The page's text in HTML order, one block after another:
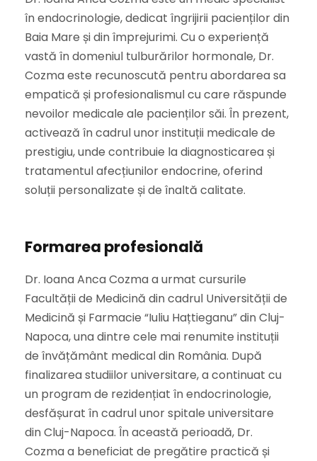
în endocrinologie, dedicat îngrijirii pacienților din
Baia Mare și din împrejurimi. Cu o experiență
vastă în domeniul tulburărilor hormonale, Dr.
Cozma este recunoscută pentru abordarea sa
empatică și profesionalismul cu care răspunde
nevoilor medicale ale pacienților săi. În prezent,
activează în cadrul unor instituții medicale de
prestigiu, unde contribuie la diagnosticarea și
tratamentul afecțiunilor endocrine, oferind
soluții personalizate și de înaltă calitate.
Formarea profesională
Dr. Ioana Anca Cozma a urmat cursurile
Facultății de Medicină din cadrul Universității de
Medicină și Farmacie “Iuliu Hațtieganu” din Cluj-
Napoca, una dintre cele mai renumite instituții
de învățământ medical din România. După
finalizarea studiilor universitare, a continuat cu
un program de rezidențiat în endocrinologie,
desfășurat în cadrul unor spitale universitare
din Cluj-Napoca. În această perioadă, Dr.
Cozma a beneficiat de pregătire practică și